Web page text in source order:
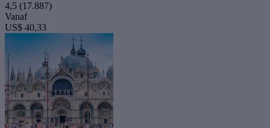
4,5 (17.887)
Vanaf
US$ 40,33